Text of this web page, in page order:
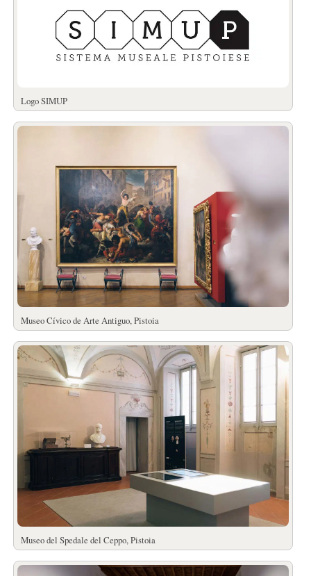
Logo SIMUP
Museo Cívico de Arte Antiguo, Pistoia
Museo del Spedale del Ceppo, Pistoia